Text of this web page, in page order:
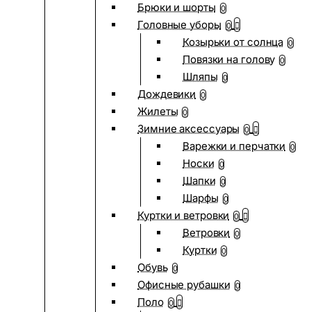
Брюки и шорты 0
Головные уборы 0
Козырьки от солнца 0
Повязки на голову 0
Шляпы 0
Дождевики 0
Жилеты 0
Зимние аксессуары 0
Варежки и перчатки 0
Носки 0
Шапки 0
Шарфы 0
Куртки и ветровки 0
Ветровки 0
Куртки 0
Обувь 0
Офисные рубашки 0
Поло 0